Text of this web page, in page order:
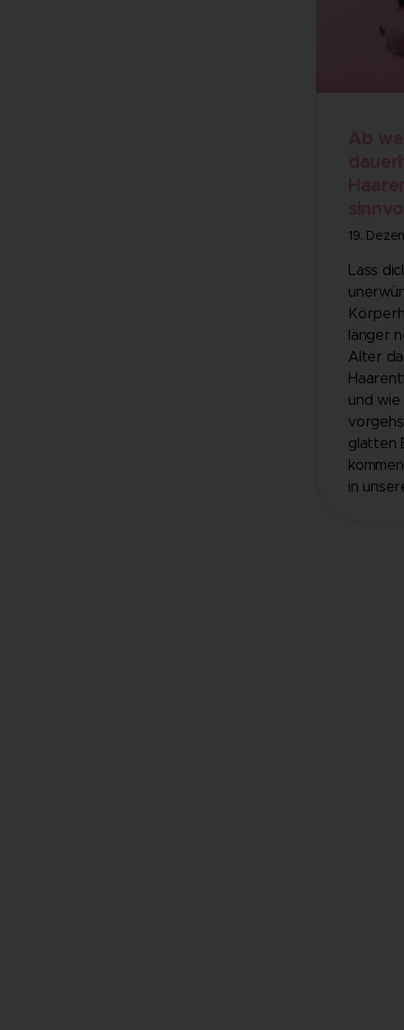
19.
Lass
länger
Alter
und
glatten
in